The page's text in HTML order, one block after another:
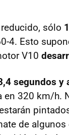
sólo
4. Esto
V10
segundos
en 320 km/h.
de